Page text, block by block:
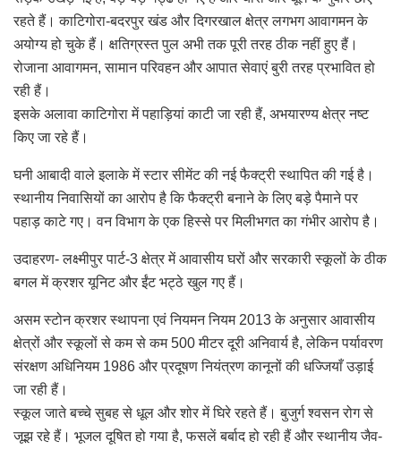
रहते हैं। काटिगोरा-बदरपुर खंड और दिगरखाल क्षेत्र लगभग आवागमन के
अयोग्य हो चुके हैं। क्षतिग्रस्त पुल अभी तक पूरी तरह ठीक नहीं हुए हैं।
रोजाना आवागमन, सामान परिवहन और आपात सेवाएं बुरी तरह प्रभावित हो
रही हैं।
इसके अलावा काटिगोरा में पहाड़ियां काटी जा रही हैं, अभयारण्य क्षेत्र नष्ट
किए जा रहे हैं।
घनी आबादी वाले इलाके में स्टार सीमेंट की नई फैक्ट्री स्थापित की गई है।
स्थानीय निवासियों का आरोप है कि फैक्ट्री बनाने के लिए बड़े पैमाने पर
पहाड़ काटे गए। वन विभाग के एक हिस्से पर मिलीभगत का गंभीर आरोप है।
उदाहरण- लक्ष्मीपुर पार्ट-3 क्षेत्र में आवासीय घरों और सरकारी स्कूलों के ठीक
बगल में क्रशर यूनिट और ईंट भट्ठे खुल गए हैं।
असम स्टोन क्रशर स्थापना एवं नियमन नियम 2013 के अनुसार आवासीय
क्षेत्रों और स्कूलों से कम से कम 500 मीटर दूरी अनिवार्य है, लेकिन पर्यावरण
संरक्षण अधिनियम 1986 और प्रदूषण नियंत्रण कानूनों की धज्जियाँ उड़ाई
जा रही हैं।
स्कूल जाते बच्चे सुबह से धूल और शोर में घिरे रहते हैं। बुजुर्ग श्वसन रोग से
जूझ रहे हैं। भूजल दूषित हो गया है, फसलें बर्बाद हो रही हैं और स्थानीय जैव-